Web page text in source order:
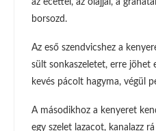
az ecettel, az olajjal, a
borsozd.
Az eső szendvicshez a
sült sonkaszeletet, erre jöhet
kevés pácolt hagyma, végül
A másodikhoz a kenyeret
egy szelet lazacot, kanalazz